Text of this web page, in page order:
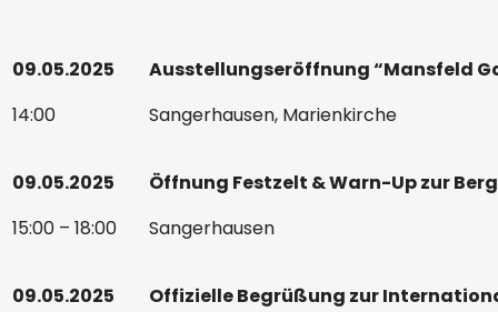
09.05.2025
14:00
Ausstellungseröffnung “Mansfeld
Sangerhausen, Marienkirche
09.05.2025
15:00 – 18:00
Öffnung Festzelt & Warn-Up zur
Sangerhausen
09.05.2025
Offizielle Begrüßung zur